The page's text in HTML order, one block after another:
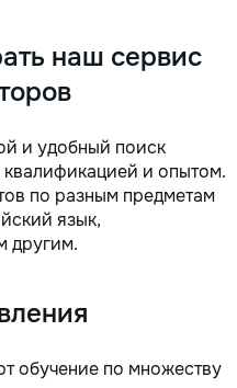
наш сервис
и удобный поиск
и опытом.
по разным предметам
язык,
другим.
обучение по множеству